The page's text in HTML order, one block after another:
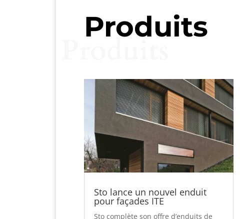
Produits
Sto lance un nouvel enduit
pour façades ITE
Sto complète son offre d’enduits de